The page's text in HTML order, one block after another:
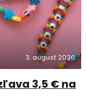
3. august 2026
3,5 € na